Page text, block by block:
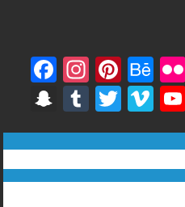
F
ac
e
b
o
In
st
a
gr
a
Pi
nt
er
e
st
B
e
h
a
n
S
n
a
p
T
u
m
bl
T
w
itt
er
Vi
m
e
o